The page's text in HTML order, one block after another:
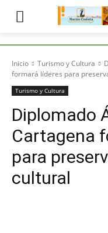
Inicio Turismo y Cultura
formará líderes para
Turismo y Cultura
Diplomado
Cartagena
para
cultural